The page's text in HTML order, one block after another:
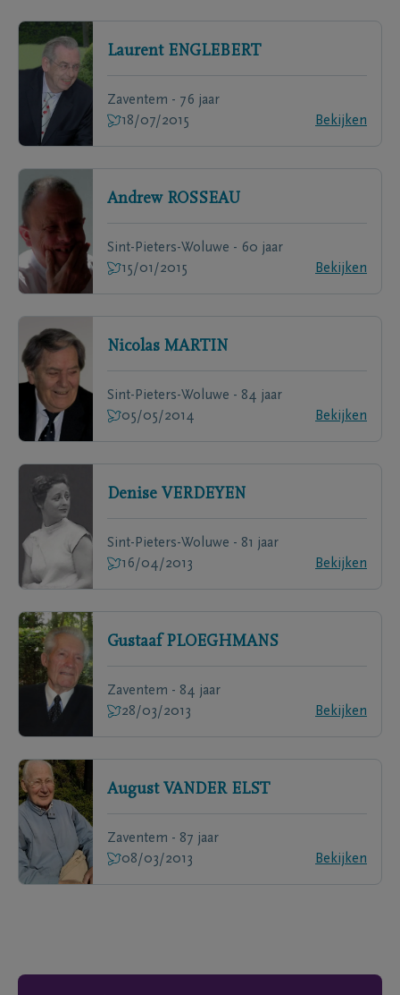
Laurent ENGLEBERT
Zaventem - 76 jaar
18/07/2015
Bekijken
Andrew ROSSEAU
Sint-Pieters-Woluwe - 60 jaar
15/01/2015
Bekijken
Nicolas MARTIN
Sint-Pieters-Woluwe - 84 jaar
05/05/2014
Bekijken
Denise VERDEYEN
Sint-Pieters-Woluwe - 81 jaar
16/04/2013
Bekijken
Gustaaf PLOEGHMANS
Zaventem - 84 jaar
28/03/2013
Bekijken
August VANDER ELST
Zaventem - 87 jaar
08/03/2013
Bekijken